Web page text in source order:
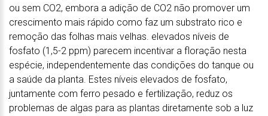
ou sem CO2, embora a adição de CO2 não promover um
crescimento mais rápido como faz um substrato rico e
remoção das folhas mais velhas. elevados níveis de
fosfato (1,5-2 ppm) parecem incentivar a floração nesta
espécie, independentemente das condições do tanque ou
a saúde da planta. Estes níveis elevados de fosfato,
juntamente com ferro pesado e fertilização, reduz os
problemas de algas para as plantas diretamente sob a luz